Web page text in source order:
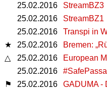
25.02.2016
StreamBZ3
25.02.2016
StreamBZ1
25.02.2016
Transpi in
★ 25.02.2016
Bremen:
△ 25.02.2016
European
25.02.2016
⚑ 25.02.2016
GADUMA -